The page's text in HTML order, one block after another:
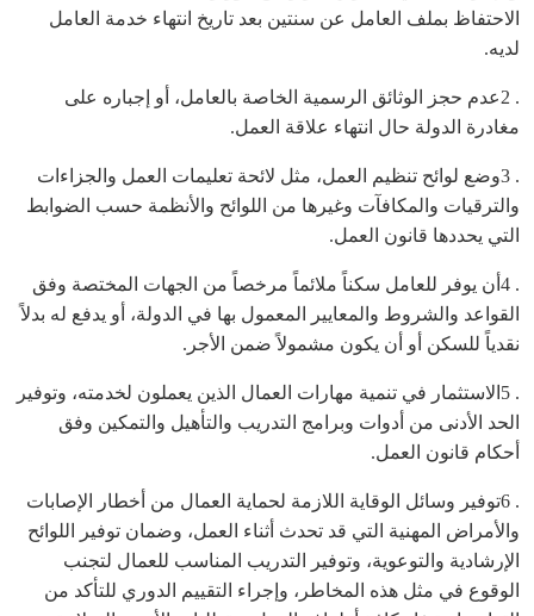
الاحتفاظ بملف العامل عن سنتين بعد تاريخ انتهاء خدمة العامل
لديه.
. 2عدم حجز الوثائق الرسمية الخاصة بالعامل، أو إجباره على
مغادرة الدولة حال انتهاء علاقة العمل.
. 3وضع لوائح تنظيم العمل، مثل لائحة تعليمات العمل والجزاءات
والترقيات والمكافآت وغيرها من اللوائح والأنظمة حسب الضوابط
التي يحددها قانون العمل.
. 4أن يوفر للعامل سكناً ملائماً مرخصاً من الجهات المختصة وفق
القواعد والشروط والمعايير المعمول بها في الدولة، أو يدفع له بدلاً
نقدياً للسكن أو أن يكون مشمولاً ضمن الأجر.
. 5الاستثمار في تنمية مهارات العمال الذين يعملون لخدمته، وتوفير
الحد الأدنى من أدوات وبرامج التدريب والتأهيل والتمكين وفق
أحكام قانون العمل.
. 6توفير وسائل الوقاية اللازمة لحماية العمال من أخطار الإصابات
والأمراض المهنية التي قد تحدث أثناء العمل، وضمان توفير اللوائح
الإرشادية والتوعوية، وتوفير التدريب المناسب للعمال لتجنب
الوقوع في مثل هذه المخاطر، وإجراء التقييم الدوري للتأكد من